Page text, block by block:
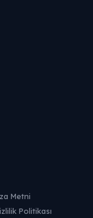
Metni
Politikası